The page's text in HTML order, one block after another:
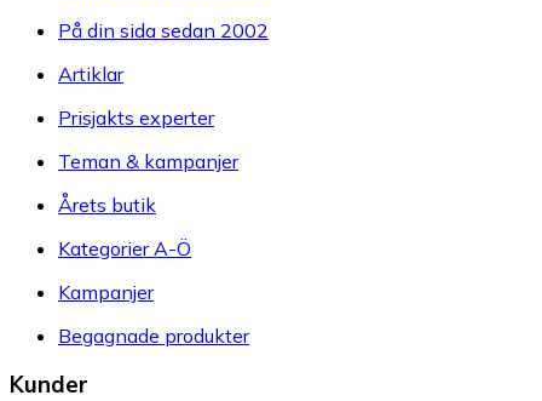
På din sida sedan 2002
Artiklar
Prisjakts experter
Teman & kampanjer
Årets butik
Kategorier A-Ö
Kampanjer
Begagnade produkter
Kunder